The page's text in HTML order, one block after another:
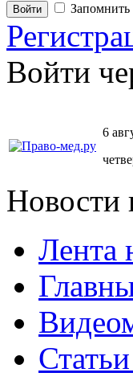
Запомнить
Войти
6
Новости
Лента